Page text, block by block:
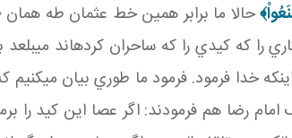
حالا ما برابر همين خط عثمان طه همان
را که کيدي را که ساحران کرده اند مي
خدا فرمود. فرمود ما طوري بيان مي
امام رضا هم فرمودند: اگر عصا اين کيد را